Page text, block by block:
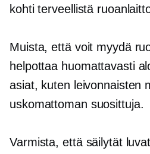
kohti terveellistä
Muista, että voit myydä
helpottaa huomattavasti
asiat, kuten leivonnaisten
uskomattoman suosittuja.
Varmista, että säilytät